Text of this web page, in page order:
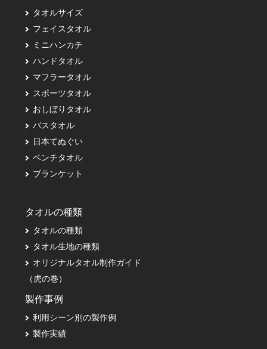
タオルサイズ
フェイスタオル
ミニハンカチ
ハンドタオル
マフラータオル
スポーツタオル
おしぼりタオル
バスタオル
日本てぬぐい
ベンチタオル
ブランケット
タオルの種類
タオルの種類
タオル生地の種類
オリジナルタオル制作ガイド
（虎の巻）
製作事例
利用シーン別の製作例
製作実績